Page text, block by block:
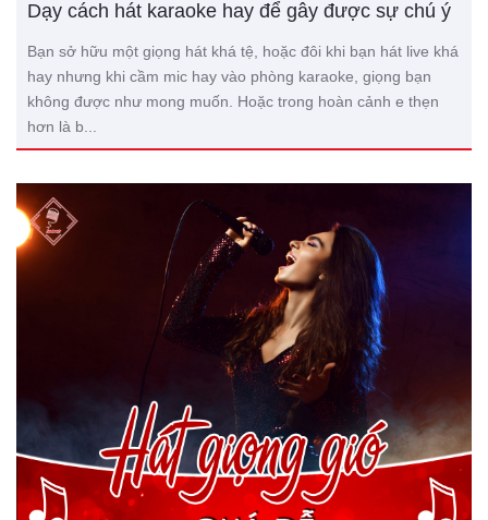
Dạy cách hát karaoke hay để gây được sự chú ý
Bạn sở hữu một giọng hát khá tệ, hoặc đôi khi bạn hát live khá
hay nhưng khi cầm mic hay vào phòng karaoke, giọng bạn
không được như mong muốn. Hoặc trong hoàn cảnh e thẹn
hơn là b...